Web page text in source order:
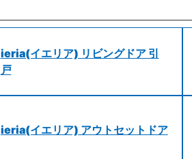
ieria(イエリア) リビングドア 引
戸
ieria(イエリア) アウトセットドア